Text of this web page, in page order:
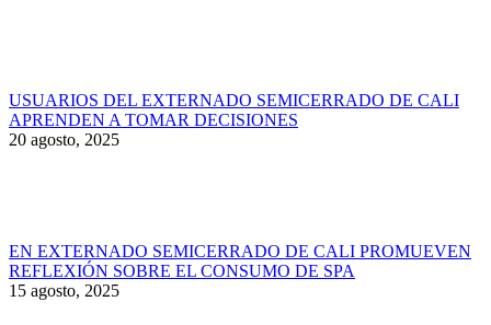
USUARIOS DEL EXTERNADO SEMICERRADO DE CALI
APRENDEN A TOMAR DECISIONES
20 agosto, 2025
EN EXTERNADO SEMICERRADO DE CALI PROMUEVEN
REFLEXIÓN SOBRE EL CONSUMO DE SPA
15 agosto, 2025